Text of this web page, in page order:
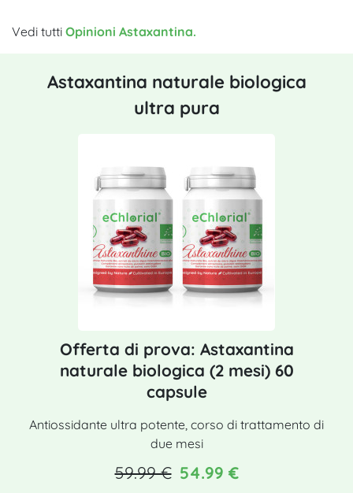
Vedi tutti Opinioni Astaxantina.
Astaxantina naturale biologica
ultra pura
Offerta di prova: Astaxantina
naturale biologica (2 mesi) 60
capsule
Antiossidante ultra potente, corso di trattamento di
due mesi
59.99 € 54.99 €